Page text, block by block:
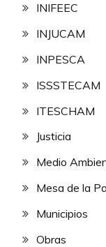
INIFEEC
INJUCAM
INPESCA
ISSSTECAM
ITESCHAM
Justicia
Medio
Mesa de la
Municipios
Obras